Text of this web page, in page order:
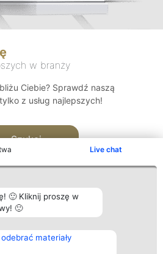
Live chat
🙂 Kliknij proszę w
🙂
materiały
w branży
Ciebie? Sprawdź naszą
z usług najlepszych!
Szukaj
Plebiscyt
Laureaci
Kontakt
Kontakt